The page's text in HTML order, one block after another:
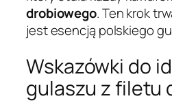
drobiowego. Ten krok
jest esencją polskiego
Wskazówki do
gulaszu z filetu